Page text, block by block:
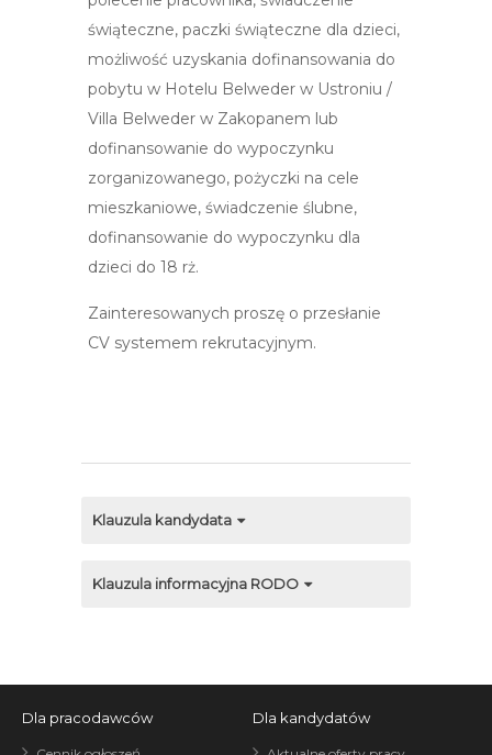
świąteczne, paczki świąteczne dla dzieci,
możliwość uzyskania dofinansowania do
pobytu w Hotelu Belweder w Ustroniu /
Villa Belweder w Zakopanem lub
dofinansowanie do wypoczynku
zorganizowanego, pożyczki na cele
mieszkaniowe, świadczenie ślubne,
dofinansowanie do wypoczynku dla
dzieci do 18 rż.
Zainteresowanych proszę o przesłanie
CV systemem rekrutacyjnym.
Klauzula kandydata
Klauzula informacyjna RODO
Dla pracodawców Dla kandydatów